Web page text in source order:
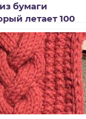
бумаги
летает 100
способ